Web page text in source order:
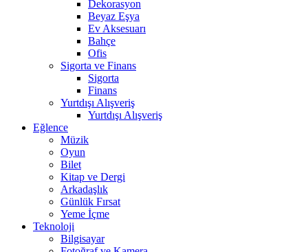
Dekorasyon
Beyaz Eşya
Ev Aksesuarı
Bahçe
Ofis
Sigorta ve Finans
Sigorta
Finans
Yurtdışı Alışveriş
Yurtdışı Alışveriş
Eğlence
Müzik
Oyun
Bilet
Kitap ve Dergi
Arkadaşlık
Günlük Fırsat
Yeme İçme
Teknoloji
Bilgisayar